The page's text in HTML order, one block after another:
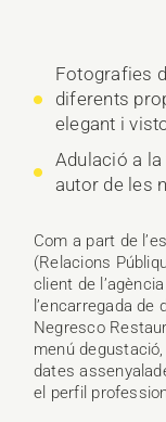
Fotografies
diferents
elegant i
Adulació a
autor de les
Com a part de
(Relacions
client de
l’encarregada
Negresco
menú
dates
el perfil